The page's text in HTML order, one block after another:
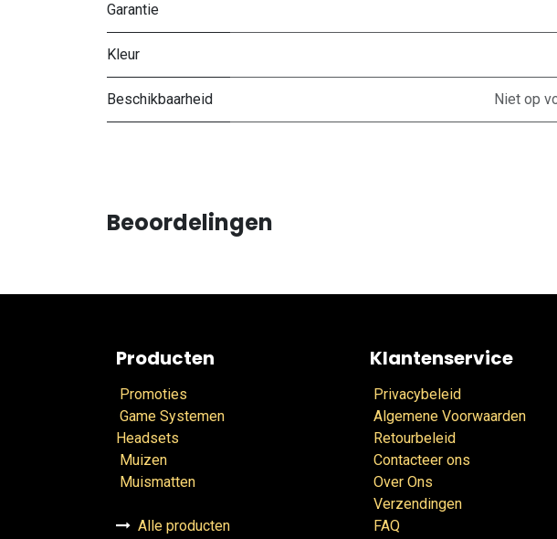
Garantie
Kleur
Beschikbaarheid Niet op
Beoordelingen
Producten
Promoties
Game Systemen
Headsets
Muizen
Muismatten
Alle producten
Klantenservice
Privacybeleid
Algemene Voorwaarden
Retourbeleid
Contacteer ons
Over Ons
Verzendingen
FAQ